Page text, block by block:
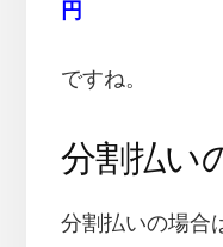
円
ですね。
分割払い
分割払いの場合